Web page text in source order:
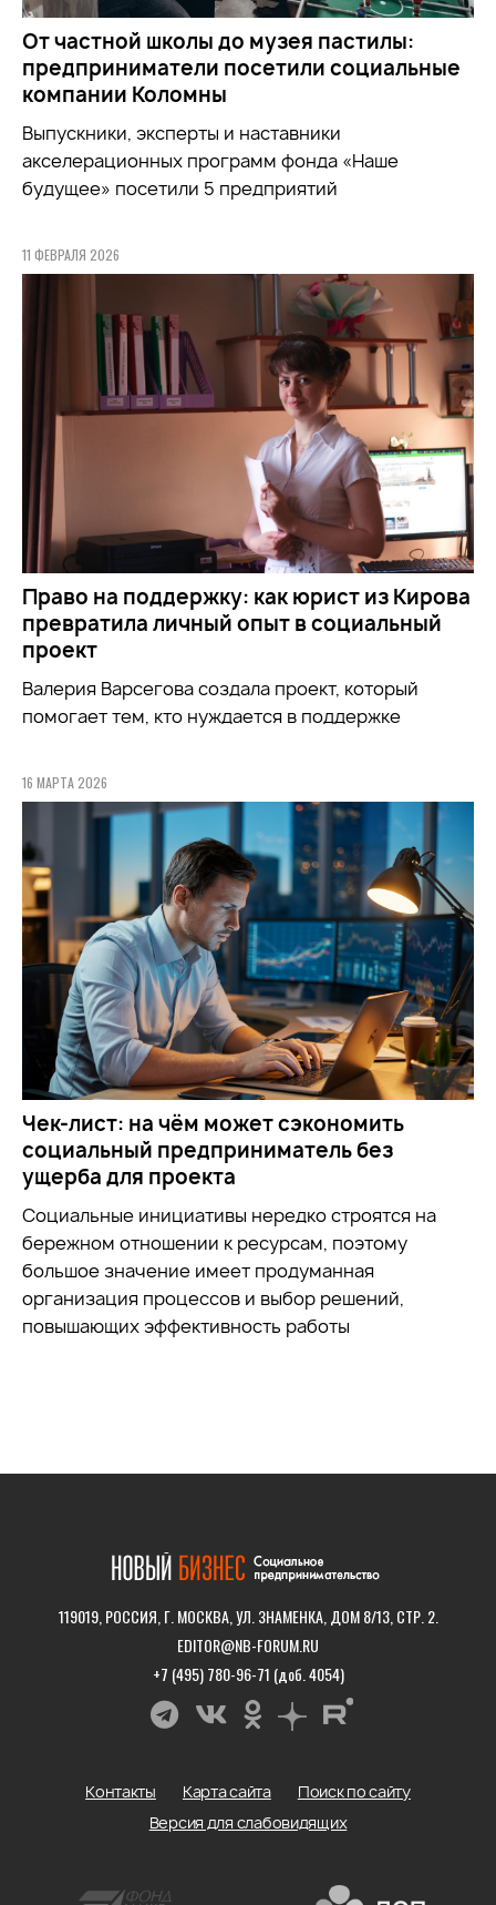
От частной школы до музея пастилы:
предприниматели посетили социальные
компании Коломны
Выпускники, эксперты и наставники
акселерационных программ фонда «Наше
будущее» посетили 5 предприятий
11 ФЕВРАЛЯ 2026
Право на поддержку: как юрист из Кирова
превратила личный опыт в социальный
проект
Валерия Варсегова создала проект, который
помогает тем, кто нуждается в поддержке
16 МАРТА 2026
Чек-лист: на чём может сэкономить
социальный предприниматель без
ущерба для проекта
Социальные инициативы нередко строятся на
бережном отношении к ресурсам, поэтому
большое значение имеет продуманная
организация процессов и выбор решений,
повышающих эффективность работы
119019, РОССИЯ, Г. МОСКВА, УЛ. ЗНАМЕНКА, ДОМ 8/13, СТР. 2.
EDITOR@NB-FORUM.RU
+7 (495) 780-96-71 (доб. 4054)
Контакты Карта сайта
Поиск по сайту
Версия для слабовидящих